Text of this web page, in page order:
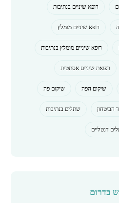
רופא שיניים בנתיבות
רופא שיניים מומלץ
רופא שיניים מומלץ בנתיבות
רפואת שיניים אסתטית
שיקום הפה
שיקום פה
שתלים בנתיבות
דנטליים
בדרום